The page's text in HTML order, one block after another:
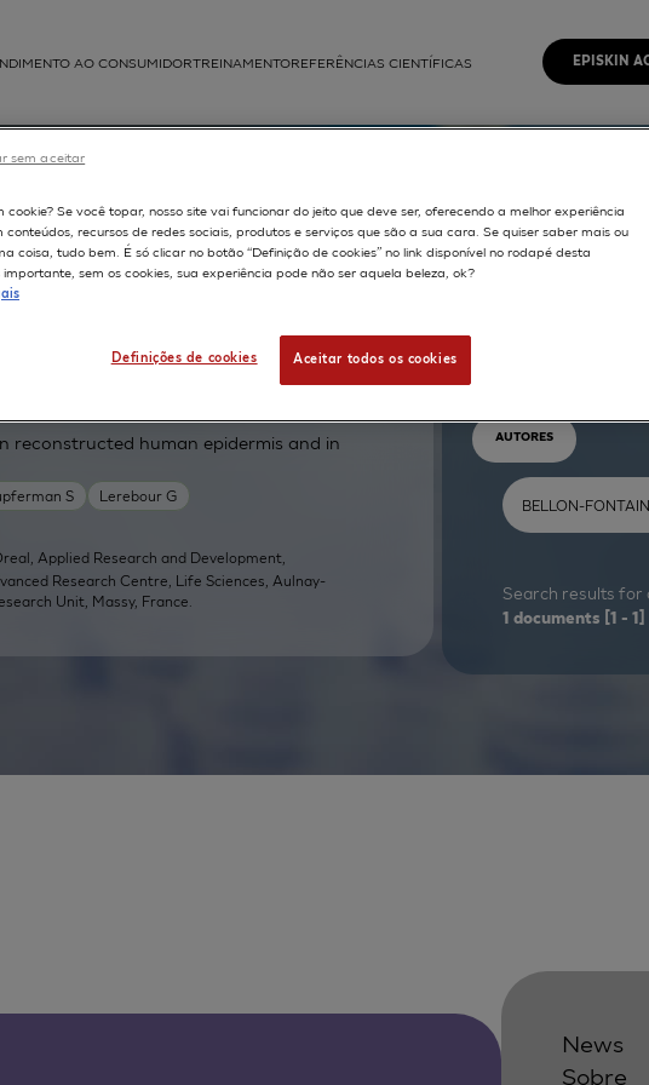
AO CONSUMIDORTREINAMENTOREFERÊNCIAS CIENTÍFICAS EPISKIN
S Lerebour G
reconstructed human epidermis and in
Applied Research and Development,
Research Centre, Life Sciences, Aulnay-
Unit, Massy, France.
Procurar
AUTORES
Search results for
1 documents [1 - 1]
News
Sobre
cookie? Se você topar, nosso site vai funcionar do jeito que deve ser, oferecendo a melhor experiência
conteúdos, recursos de redes sociais, produtos e serviços que são a sua cara. Se quiser saber mais ou
coisa, tudo bem. É só clicar no botão “Definição de cookies” no link disponível no rodapé desta
sem os cookies, sua experiência pode não ser aquela beleza, ok?
Definições de cookies Aceitar todos os cookies
sem aceitar